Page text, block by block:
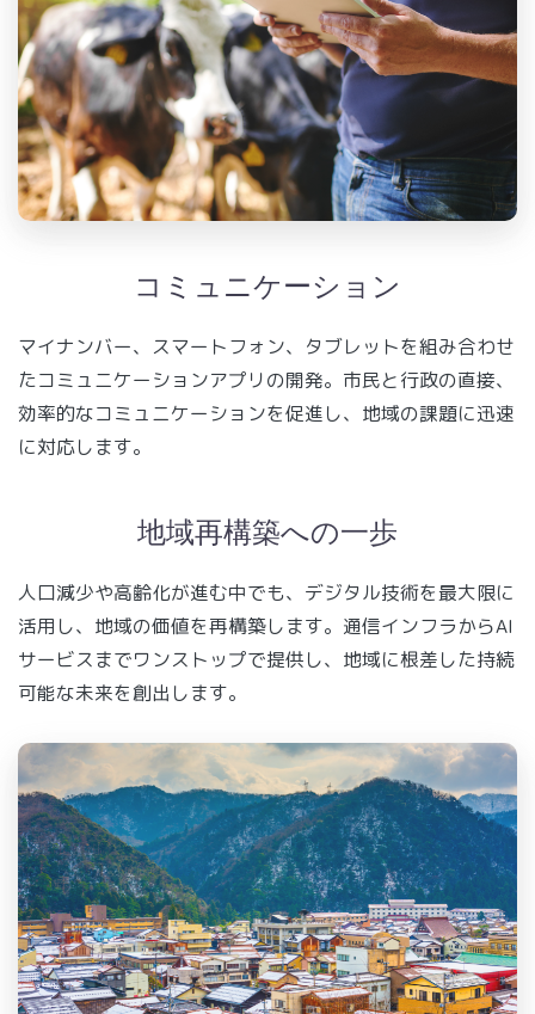
コミュニケーション
マイナンバー、スマートフォン、タブレットを組み合わせ
たコミュニケーションアプリの開発。市民と行政の直接、
効率的なコミュニケーションを促進し、地域の課題に迅速
に対応します。
地域再構築への一歩
人口減少や高齢化が進む中でも、デジタル技術を最大限に
活用し、地域の価値を再構築します。通信インフラからAI
サービスまでワンストップで提供し、地域に根差した持続
可能な未来を創出します。